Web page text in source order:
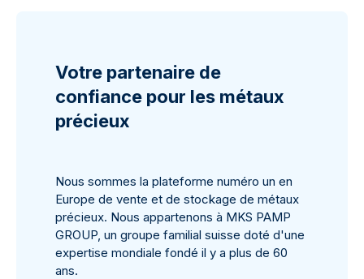
Votre partenaire de
confiance pour les métaux
précieux
Nous sommes la plateforme numéro un en
Europe de vente et de stockage de métaux
précieux. Nous appartenons à MKS PAMP
GROUP, un groupe familial suisse doté d'une
expertise mondiale fondé il y a plus de 60
ans.